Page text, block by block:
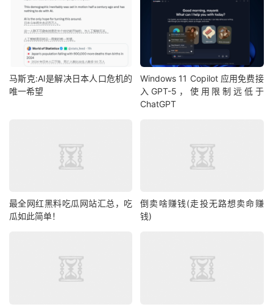
马斯克:AI是解决日本人口危机的
唯一希望
Windows 11 Copilot 应用免费接
入GPT-5，使用限制远低于
ChatGPT
最全网红黑料吃瓜网站汇总，吃
瓜如此简单！
倒卖啥赚钱(走投无路想卖命赚
钱)